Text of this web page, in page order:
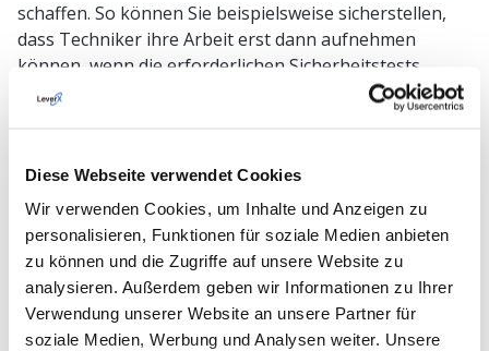
Diese Webseite verwendet Cookies
Wir verwenden Cookies, um Inhalte und Anzeigen zu
personalisieren, Funktionen für soziale Medien anbieten
zu können und die Zugriffe auf unsere Website zu
analysieren. Außerdem geben wir Informationen zu Ihrer
Verwendung unserer Website an unsere Partner für
soziale Medien, Werbung und Analysen weiter. Unsere
schaffen. So können Sie beispielsweise sicherstellen,
dass Techniker ihre Arbeit erst dann aufnehmen
können, wenn die erforderlichen Sicherheitstests
abgeschlossen sind. Oder Sie können digitale Zwillinge
für entfernte Anlagen erstellen und mit ihnen arbeiten,
Das Hauptaugenmerk bei der Einführung von SAP EAM
unerwartete Abschaltungen zu vermeiden.
Bergbau und Metalle
Die Arbeit unter rauen Bedingungen mit Vibrationen,
Staub und schlechtem Wetter birgt ein erhöhtes Risiko